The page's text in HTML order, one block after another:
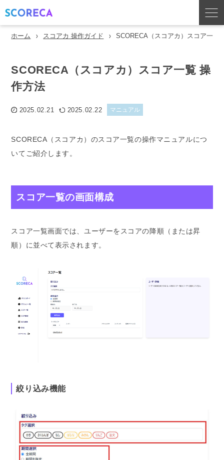
ホーム スコアカ 操作ガイド SCORECA（スコアカ）スコア一覧
SCORECA（スコアカ）スコア一覧 操
作方法
2025.02.21 2025.02.22 マニュアル
SCORECA（スコアカ）のスコア一覧の操作マニュアルにつ
いてご紹介します。
スコア一覧の画面構成
スコア一覧画面では、ユーザーをスコアの降順（または昇
順）に並べて表示されます。
絞り込み機能